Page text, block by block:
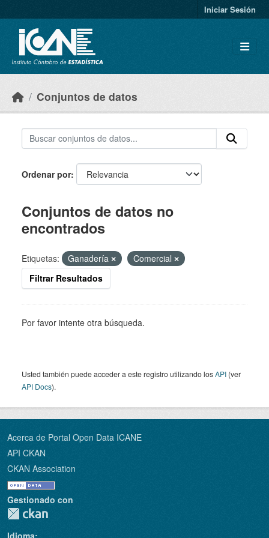
Iniciar Sesión
Conjuntos de datos
Ordenar por
Conjuntos de datos no
encontrados
Etiquetas: Ganadería
Comercial
Filtrar Resultados
Por favor intente otra búsqueda.
Usted también puede acceder a este registro utilizando losAPI (ver
API Docs).
Acerca de Portal Open Data ICANE
API CKAN
CKAN Association
Gestionado con
Idioma